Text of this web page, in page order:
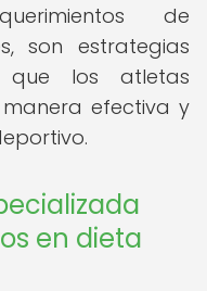
de
son estrategias
los atletas
efectiva y
en dieta